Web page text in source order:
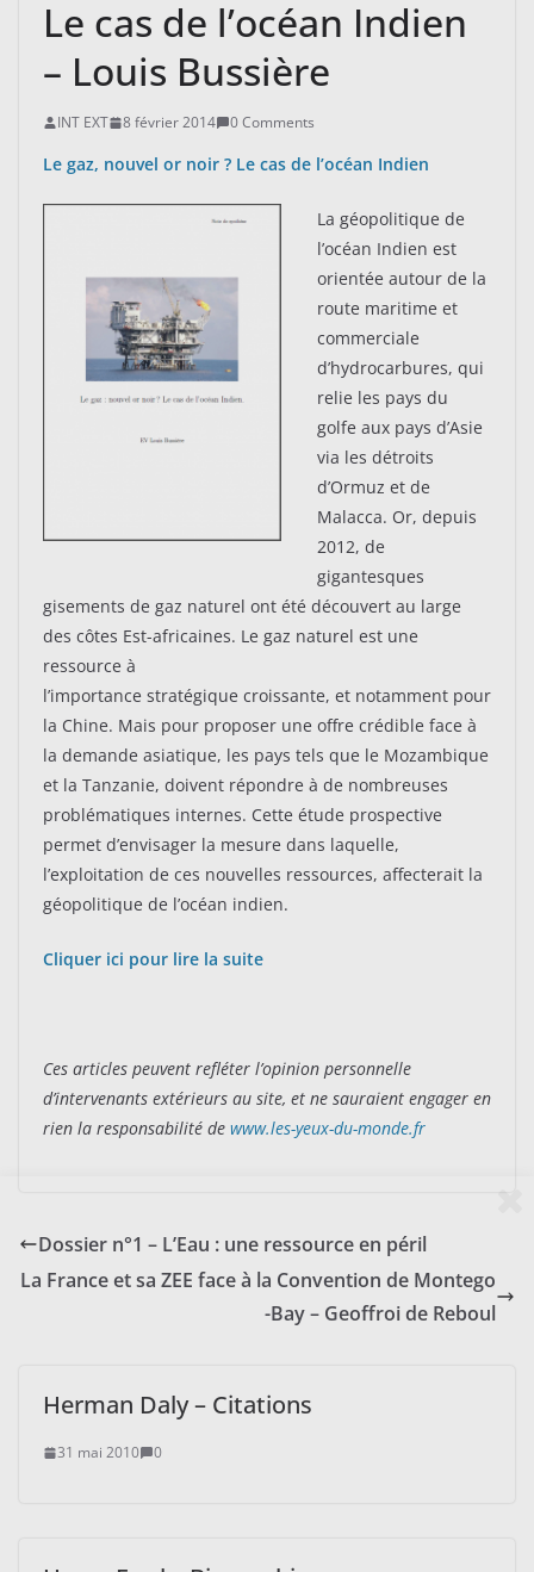
Le cas de l’océan Indien
– Louis Bussière
INT EXT 8 février 2014 0 Comments
Le gaz, nouvel or noir ? Le cas de l’océan Indien
La géopolitique de
l’océan Indien est
orientée autour de la
route maritime et
commerciale
d’hydrocarbures, qui
relie les pays du
golfe aux pays d’Asie
via les détroits
d’Ormuz et de
Malacca. Or, depuis
2012, de
gigantesques
gisements de gaz naturel ont été découvert au large
des côtes Est-africaines. Le gaz naturel est une
ressource à
l’importance stratégique croissante, et notamment pour
la Chine. Mais pour proposer une offre crédible face à
la demande asiatique, les pays tels que le Mozambique
et la Tanzanie, doivent répondre à de nombreuses
problématiques internes. Cette étude prospective
permet d’envisager la mesure dans laquelle,
l’exploitation de ces nouvelles ressources, affecterait la
géopolitique de l’océan indien.
Cliquer ici pour lire la suite
Ces articles peuvent refléter l’opinion personnelle
d’intervenants extérieurs au site, et ne sauraient engager en
rien la responsabilité de www.les-yeux-du-monde.fr
Dossier n°1 – L’Eau : une ressource en péril
La France et sa ZEE face à la Convention de Montego
-Bay – Geoffroi de Reboul
Herman Daly – Citations
31 mai 2010 0